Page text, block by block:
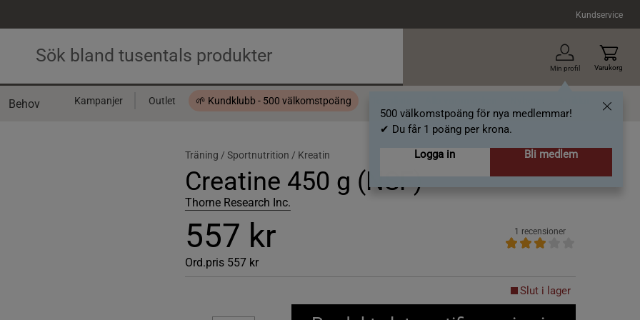
Kundservice
Min profil
500 välkomstpoäng för nya medlemmar!
✔ Du får 1 poäng per krona.
Logga in
Bli medlem
Varukorg
Behov Kampanjer Outlet 🌱 Kundklubb - 500 välkomstpoäng
Träning / Sportnutrition / Kreatin
Creatine 450 g (NSF)
Thorne Research Inc.
557 kr
Ord.pris 557 kr
1 recensioner
Slut i lager